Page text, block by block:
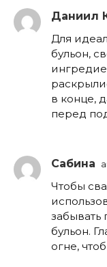
Даниил
Для
бульон,
в конце,
перед
Сабина
Чтобы
бульон.
огне,